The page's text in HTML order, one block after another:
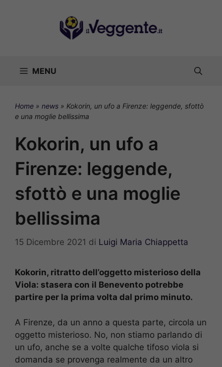
MENU
Home » news » Kokorin, un ufo a Firenze: leggende, sfottò
e una moglie bellissima
Kokorin, un ufo a
Firenze: leggende,
sfottò e una moglie
bellissima
15 Dicembre 2021 di Luigi Maria Chiappetta
Kokorin, ritratto dell’oggetto misterioso della
Viola: stasera con il Benevento potrebbe
partire per la prima volta dal primo minuto.
A Firenze, da un anno a questa parte, circola un
oggetto misterioso. No, non stiamo parlando di
un ufo, anche se a volte qualche tifoso viola si
domanda se provenga realmente da un altro